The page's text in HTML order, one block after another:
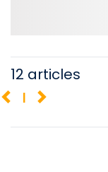
12 articles
1